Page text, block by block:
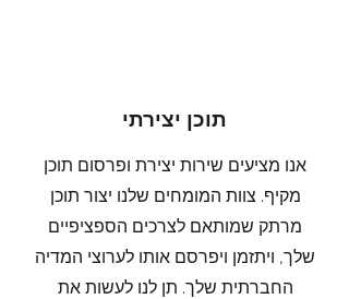
תוכן יצירתי
אנו מציעים שירות יצירת ופרסום תוכן
מקיף. צוות המומחים שלנו יצור תוכן
מרתק שמותאם לצרכים הספציפיים
שלך, ויתזמן ויפרסם אותו לערוצי המדיה
החברתית שלך. תן לנו לעשות את